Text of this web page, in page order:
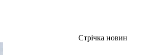
Стрічка новин